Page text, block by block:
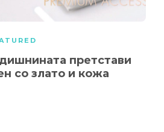
претстави
со злато и кожа